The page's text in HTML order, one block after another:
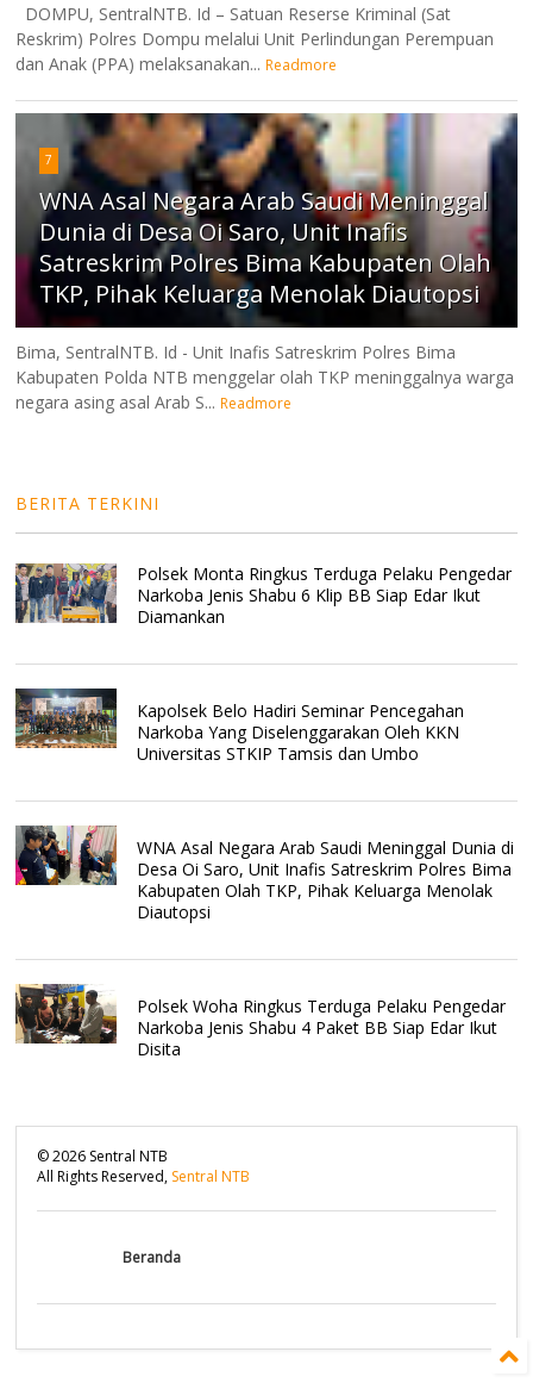
DOMPU, SentralNTB. Id – Satuan Reserse Kriminal (Sat
Reskrim) Polres Dompu melalui Unit Perlindungan Perempuan
dan Anak (PPA) melaksanakan... Readmore
7
WNA Asal Negara Arab Saudi Meninggal
Dunia di Desa Oi Saro, Unit Inafis
Satreskrim Polres Bima Kabupaten Olah
TKP, Pihak Keluarga Menolak Diautopsi
Bima, SentralNTB. Id - Unit Inafis Satreskrim Polres Bima
Kabupaten Polda NTB menggelar olah TKP meninggalnya warga
negara asing asal Arab S... Readmore
BERITA TERKINI
Polsek Monta Ringkus Terduga Pelaku Pengedar
Narkoba Jenis Shabu 6 Klip BB Siap Edar Ikut
Diamankan
Kapolsek Belo Hadiri Seminar Pencegahan
Narkoba Yang Diselenggarakan Oleh KKN
Universitas STKIP Tamsis dan Umbo
WNA Asal Negara Arab Saudi Meninggal Dunia di
Desa Oi Saro, Unit Inafis Satreskrim Polres Bima
Kabupaten Olah TKP, Pihak Keluarga Menolak
Diautopsi
Polsek Woha Ringkus Terduga Pelaku Pengedar
Narkoba Jenis Shabu 4 Paket BB Siap Edar Ikut
Disita
©2026 Sentral NTB
All Rights Reserved, Sentral NTB
Beranda